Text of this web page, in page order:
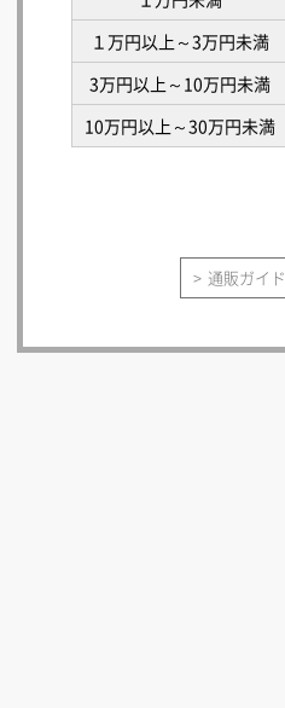
１万円以上～3万円未満
3万円以上～10万円未満
10万円以上～30万円未満
通販ガイド